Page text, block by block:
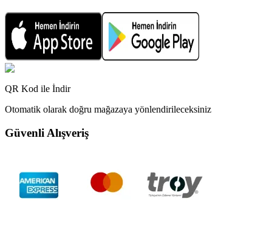
QR Kod ile İndir
Otomatik olarak doğru mağazaya yönlendirileceksiniz
Güvenli Alışveriş